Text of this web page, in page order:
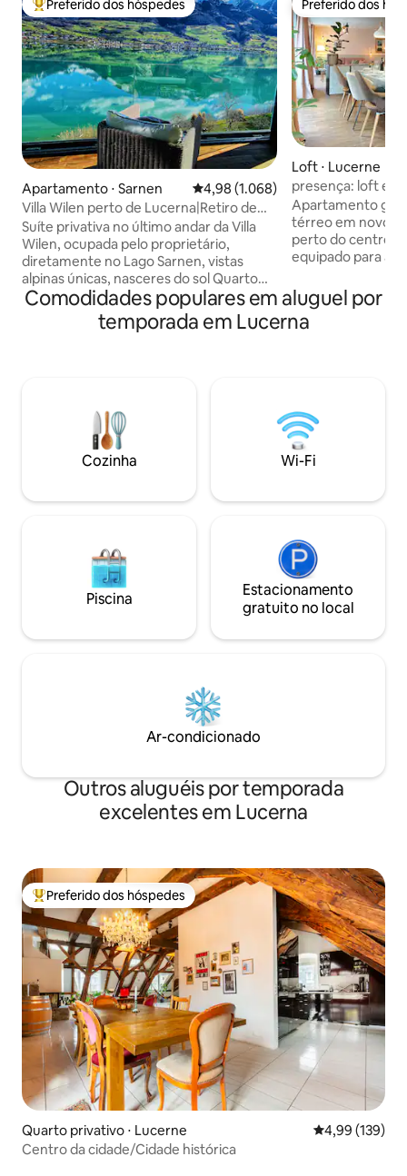
Entre os melhores preferidos dos hóspedes
Preferido dos hóspedes
Apartamento ⋅ Sarnen 4,98 de uma avaliação média de
4,98 (1.068)
Villa Wilen perto de Lucerna|Retiro de
luxo à beira do lago
Suíte privativa no último andar da Villa
Wilen, ocupada pelo proprietário,
diretamente no Lago Sarnen, vistas
alpinas únicas, nasceres do sol Quarto
espaçoso com cinema em casa, sala
panorâmica, cozinha grande e banheiro
(toda a área privativa). Para 3 a 5
SUPs, estacionamento gratuito e Wi-Fi.
Crianças bem-vindas, apenas cães
pequenos. O Airbnb suíço mais popular.
A maioria dos destaques é alcançada
Preferido dos
Preferido dos
Loft ⋅ Lucerne
presença: loft
| central
Apartamento
térreo em novo
perto do centro
equipado para
não há quartos
precisam estar
no mesmo
urbana, mas
janelas isolam
embutida.
Comodidades populares em aluguel por
temporada em Lucerna
Cozinha Wi-Fi
Piscina
Estacionamento
gratuito no local
Ar-condicionado
Outros aluguéis por temporada
excelentes em Lucerna
Entre os melhores preferidos dos hóspedes
Preferido dos hóspedes
Quarto privativo ⋅ Lucerne 4,99 de uma
4,99 (139)
Centro da cidade/Cidade histórica